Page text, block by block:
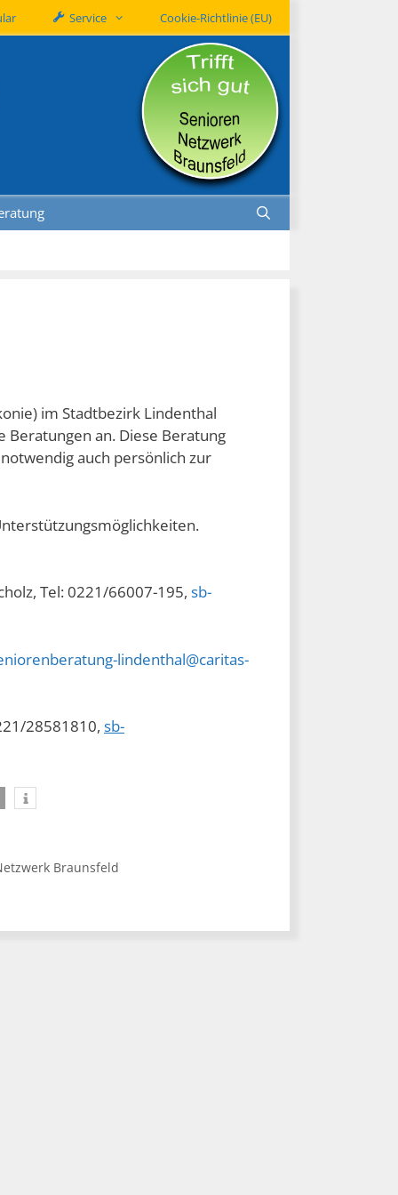
Service Cookie-Richtlinie (EU)
im Stadtbezirk Lindenthal
an. Diese Beratung
auch persönlich zur
Tel: 0221/66007-195, sb-
lindenthal@caritas-
28581810, sb-
Braunsfeld